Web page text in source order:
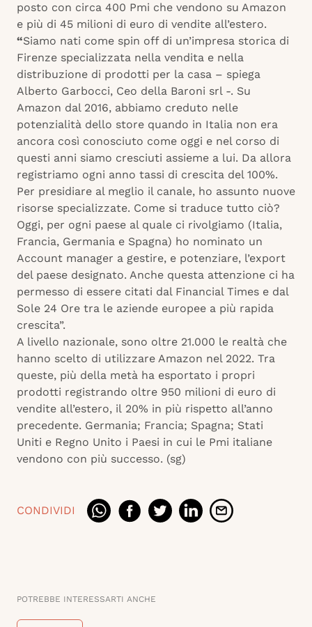
posto con circa 400 Pmi che vendono su Amazon
e più di 45 milioni di euro di vendite all’estero.
“Siamo nati come spin off di un’impresa storica di
Firenze specializzata nella vendita e nella
distribuzione di prodotti per la casa – spiega
Alberto Garbocci, Ceo della Baroni srl -. Su
Amazon dal 2016, abbiamo creduto nelle
potenzialità dello store quando in Italia non era
ancora così conosciuto come oggi e nel corso di
questi anni siamo cresciuti assieme a lui. Da allora
registriamo ogni anno tassi di crescita del 100%.
Per presidiare al meglio il canale, ho assunto nuove
risorse specializzate. Come si traduce tutto ciò?
Oggi, per ogni paese al quale ci rivolgiamo (Italia,
Francia, Germania e Spagna) ho nominato un
Account manager a gestire, e potenziare, l’export
del paese designato. Anche questa attenzione ci ha
permesso di essere citati dal Financial Times e dal
Sole 24 Ore tra le aziende europee a più rapida
crescita”.
A livello nazionale, sono oltre 21.000 le realtà che
hanno scelto di utilizzare Amazon nel 2022. Tra
queste, più della metà ha esportato i propri
prodotti registrando oltre 950 milioni di euro di
vendite all’estero, il 20% in più rispetto all’anno
precedente. Germania; Francia; Spagna; Stati
Uniti e Regno Unito i Paesi in cui le Pmi italiane
vendono con più successo. (sg)
CONDIVIDI
POTREBBE INTERESSARTI ANCHE